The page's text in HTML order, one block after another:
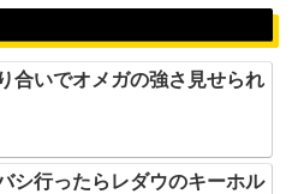
合いでオメガの強さ見せられ
シ行ったらレダウのキーホル